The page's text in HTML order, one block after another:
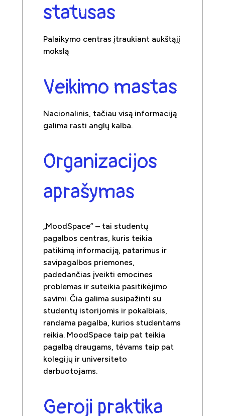
statusas
Palaikymo centras įtraukiant aukštąjį
mokslą
Veikimo mastas
Nacionalinis, tačiau visą informaciją
galima rasti anglų kalba.
Organizacijos
aprašymas
„MoodSpace” – tai studentų
pagalbos centras, kuris teikia
patikimą informaciją, patarimus ir
savipagalbos priemones,
padedančias įveikti emocines
problemas ir suteikia pasitikėjimo
savimi. Čia galima susipažinti su
studentų istorijomis ir pokalbiais,
randama pagalba, kurios studentams
reikia. MoodSpace taip pat teikia
pagalbą draugams, tėvams taip pat
kolegijų ir universiteto
darbuotojams.
Geroji praktika